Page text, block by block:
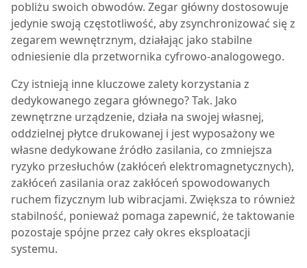
pobliżu swoich obwodów. Zegar główny dostosowuje
jedynie swoją częstotliwość, aby zsynchronizować się z
zegarem wewnętrznym, działając jako stabilne
odniesienie dla przetwornika cyfrowo-analogowego.
Czy istnieją inne kluczowe zalety korzystania z
dedykowanego zegara głównego? Tak. Jako
zewnętrzne urządzenie, działa na swojej własnej,
oddzielnej płytce drukowanej i jest wyposażony we
własne dedykowane źródło zasilania, co zmniejsza
ryzyko przesłuchów (zakłóceń elektromagnetycznych),
zakłóceń zasilania oraz zakłóceń spowodowanych
ruchem fizycznym lub wibracjami. Zwiększa to również
stabilność, ponieważ pomaga zapewnić, że taktowanie
pozostaje spójne przez cały okres eksploatacji
systemu.